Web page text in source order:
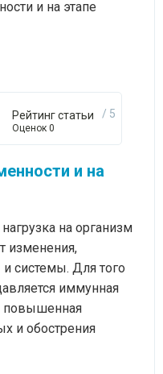
Рейтинг статьи / 5
Оценок 0
и на
на организм
изменения,
системы. Для того
иммунная
повышенная
и обострения